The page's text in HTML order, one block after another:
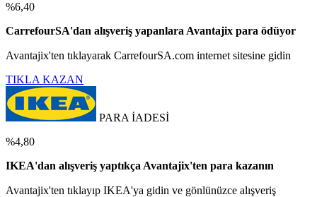
%6,40
CarrefourSA'dan alışveriş yapanlara Avantajix para ödüyor
Avantajix'ten tıklayarak CarrefourSA.com internet sitesine gidin
TIKLA KAZAN
PARA İADESİ
%4,80
IKEA'dan alışveriş yaptıkça Avantajix'ten para kazanın
Avantajix'ten tıklayıp IKEA'ya gidin ve gönlünüzce alışveriş